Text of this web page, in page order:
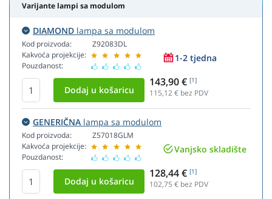
Varijante lampi sa modulom
DIAMOND lampa sa modulom
Kod proizvoda:
Kakvoća projekcije:
Pouzdanost:
Z92083DL
1-2 tjedna
143,90 € [1]
115,12€ bez PDV
GENERIČNA lampa sa modulom
Kod proizvoda:
Kakvoća projekcije:
Pouzdanost:
Z57018GLM
Vanjsko skladište
128,44 € [1]
102,75 € bez PDV